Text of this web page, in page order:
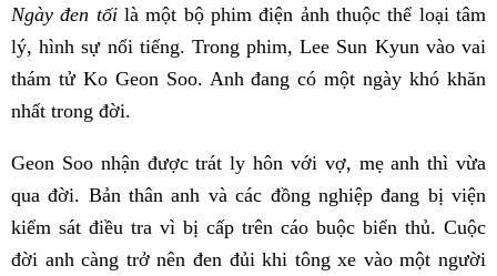
Ngày đen tốilà một bộ phim điện ảnh thuộc thể loại tâm
lý, hình sự nổi tiếng. Trong phim, Lee Sun Kyun vào vai
thám tử Ko Geon Soo. Anh đang có một ngày khó khăn
nhất trong đời.
Geon Soo nhận được trát ly hôn với vợ, mẹ anh thì vừa
qua đời. Bản thân anh và các đồng nghiệp đang bị viện
kiểm sát điều tra vì bị cấp trên cáo buộc biển thủ. Cuộc
đời anh càng trở nên đen đủi khi tông xe vào một người